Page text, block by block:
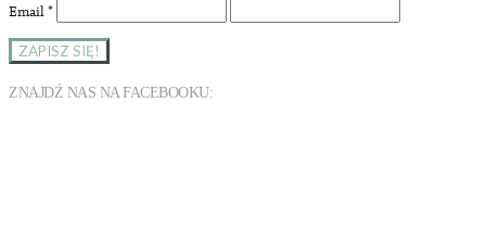
Email*
ZNAJDŹ NAS NA FACEBOOKU: